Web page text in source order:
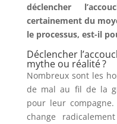
déclencher
certainement du
le processus, est-il
Déclencher
mythe ou réalité ?
Nombreux sont les
de mal au fil de la
pour leur
change